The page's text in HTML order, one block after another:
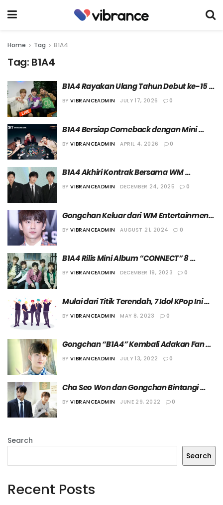
Home Tag B1A4
Tag: B1A4
B1A4 Rayakan Ulang Tahun Debut ke-15
dengan Konser Solo
BY VIBRANCEADMIN JULY 17, 2026 0
B1A4 Bersiap Comeback dengan Mini
Album Kesembilan, “SET”
BY VIBRANCEADMIN APRIL 4, 2026 0
B1A4 Akhiri Kontrak Bersama WM
Entertainment setelah 14 Tahun
BY VIBRANCEADMIN DECEMBER 24, 2025 0
Gongchan Keluar dari WM Entertainment,
Tetap Menjadi Bagian B1A4
BY VIBRANCEADMIN AUGUST 21, 2024 0
B1A4 Rilis Mini Album “CONNECT” 8
Januari 2024
BY VIBRANCEADMIN DECEMBER 19, 2023 0
Mulai dari Titik Terendah, 7 Idol KPop Ini
Bantu Besarkan Nama Agensinya
BY VIBRANCEADMIN MAY 8, 2023 0
Gongchan “B1A4” Kembali Adakan Fan
Meeting Setelah 3 Tahun
BY VIBRANCEADMIN JULY 13, 2022 0
Cha Seo Won dan Gongchan Bintangi
Drama “Unintentional Love Story”
BY VIBRANCEADMIN JUNE 29, 2022 0
Search
Search
Recent Posts